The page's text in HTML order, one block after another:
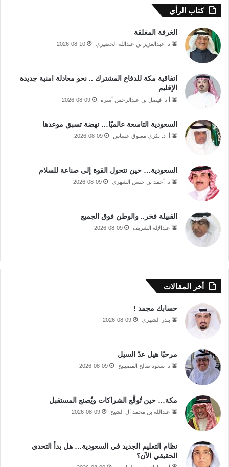
كتاب الرأي
الغرفة المغلقة
د. عبدالعزيز بن عبدالله الخضيري 2026-08-10
اتفاقية مكة للدفاع المشترك .. نحو معادلة امنية جديدة
الإقليم
أ.د. فيصل بن عبدالرحمن أسره 2026-08-09
السعودية التاسعة عالميًا… نهضة تسبق موعدها
أ. د. بكري معتوق عساس 2026-08-09
السعودية… حين تتحول القوة إلى صناعة للسلام
د. أحمد بن حسن الشهري 2026-08-09
القبيلة فخر.. والوطن فوق الجميع
عبدالإله الشريف 2026-08-09
أخر المقالات
حسابك مجمد !
بندر الشهري 2026-08-09
مرحبًا هيل عدّ السيل
د. سعود صالح المصيبيح 2026-08-09
مكة… حين تُوقَّع الشراكات ويُصنع المستقبل
عبدالله بن محمد آل الشيخ 2026-08-09
نظام التعليم الجديد في السعودية… هل بدأ التحدي
الحقيقي الآن؟